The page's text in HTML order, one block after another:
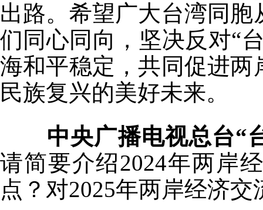
出路。希望广大台湾同
们同心同向，坚决反对“
海和平稳定，共同促进
民族复兴的美好未来。
中央广播电视总台“
请简要介绍2024年两岸
点？对2025年两岸经济